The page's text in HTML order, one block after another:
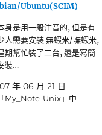
Ubuntu(SCIM)
身是用一般注音的, 但是有
人需要安裝 無蝦米/嘸蝦米,
期幫忙裝了二台, 還是寫簡
裝…
年 06 月 21 日
My_Note-Unix」中